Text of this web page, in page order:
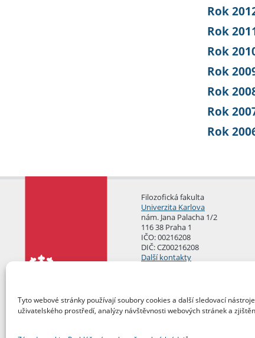
Tyto webové stránky používají soubory cookies a další sledovací
uživatelského prostředí, analýzy návštěvnosti webových stránek a
Rok
Rok
Rok
Rok
Rok
Rok
Rok
Filozofická fakulta
Univerzita Karlova
nám. Jana Palacha 1/2
116 38 Praha 1
IČO: 00216208
DIČ: CZ00216208
Další kontakty